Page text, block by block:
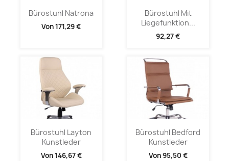
Bürostuhl Natrona
Von171,29 €
Bürostuhl Mit
Liegefunktion...
92,27 €
Bürostuhl Layton
Kunstleder
Von146,67 €
Bürostuhl Bedford
Kunstleder
Von95,50 €